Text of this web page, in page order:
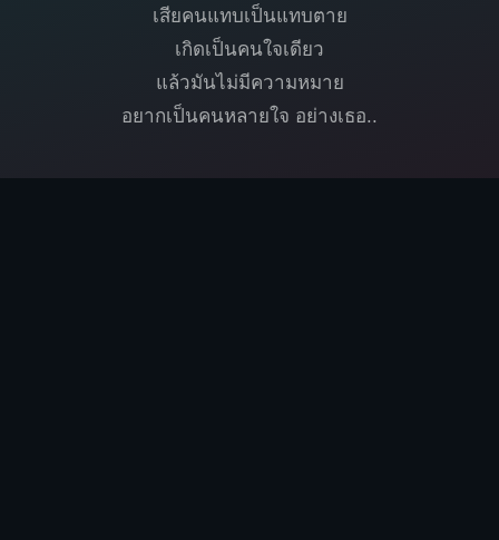
เสียคนแทบเป็นแทบตาย
เกิดเป็นคนใจเดียว
แล้วมันไม่มีความหมาย
อยากเป็นคนหลายใจ อย่างเธอ..